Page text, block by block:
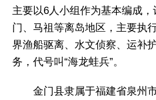
主要以6人小组作为基本编成
门、马祖等离岛地区，主要执
界渔船驱离、水文侦察、运补
务，代号叫“海龙蛙兵”。
金门县隶属于福建省泉州